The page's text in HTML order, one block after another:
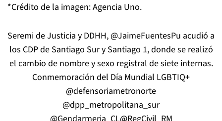
*Crédito de la imagen: Agencia Uno.
Seremi de Justicia y DDHH, @JaimeFuentesPu acudió a
los CDP de Santiago Sur y Santiago 1, donde se realizó
el cambio de nombre y sexo registral de siete internas.
Conmemoración del Día Mundial LGBTIQ+
@defensoriametronorte
@dpp_metropolitana_sur